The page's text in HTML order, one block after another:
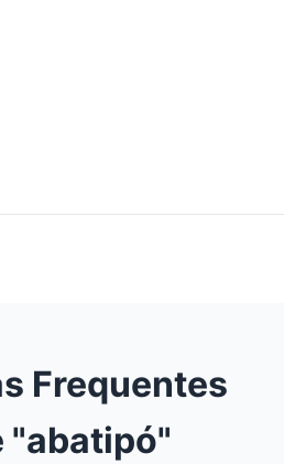
Frequentes
"abatipó"